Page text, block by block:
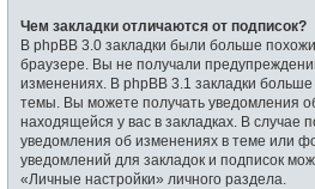
Чем закладки отличаются от подписок?
В phpBB 3.0 закладки были больше
браузере. Вы не получали
изменениях. В phpBB 3.1 закладки
темы. Вы можете получать уведомления
находящейся у вас в закладках. В случае
уведомления об изменениях в теме или
уведомлений для закладок и подписок
«Личные настройки» личного раздела.